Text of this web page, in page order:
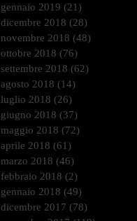
gennaio 2019 (21)
dicembre 2018 (28)
novembre 2018 (48)
ottobre 2018 (76)
settembre 2018 (62)
agosto 2018 (14)
luglio 2018 (26)
giugno 2018 (37)
maggio 2018 (72)
aprile 2018 (61)
marzo 2018 (46)
febbraio 2018 (2)
gennaio 2018 (49)
dicembre 2017 (78)